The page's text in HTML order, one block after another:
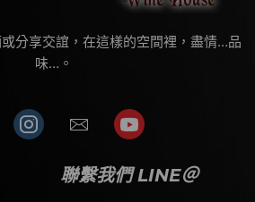
分享交誼，在這樣的空間裡，盡情…品
味…。
聯繫我們 LINE＠